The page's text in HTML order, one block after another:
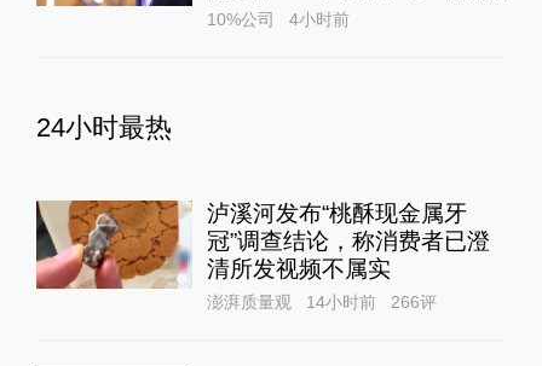
10%公司 4小时前
24小时最热
泸溪河发布“桃酥现金属牙
冠”调查结论，称消费者已澄
清所发视频不属实
澎湃质量观 14小时前 266评